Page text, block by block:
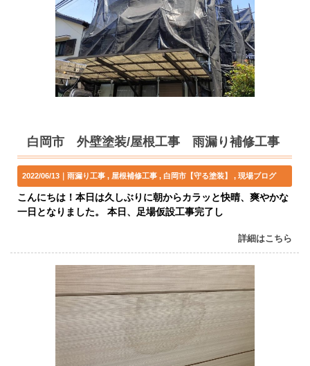
白岡市 外壁塗装/屋根工事 雨漏り補修工事
2022/06/13｜雨漏り工事 屋根補修工事 白岡市【守る塗装】 現場ブログ
こんにちは！本日は久しぶりに朝からカラッと快晴、爽やかな
一日となりました。 本日、足場仮設工事完了し
詳細はこちら